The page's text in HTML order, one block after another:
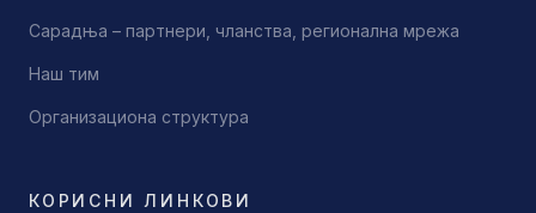
Сарадња – партнери, чланства, регионална мрежа
Наш тим
Организациона структура
КОРИСНИ ЛИНКОВИ